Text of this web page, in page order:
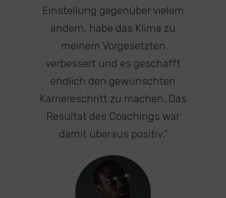
Einstellung gegenüber vielem
ändern, habe das Klima zu
meinem Vorgesetzten
verbessert und es geschafft
endlich den gewünschten
Karriereschritt zu machen. Das
Resultat des Coachings war
damit überaus positiv.“